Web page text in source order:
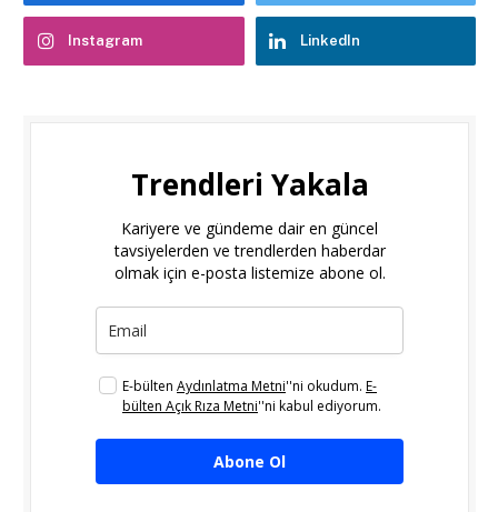
Instagram LinkedIn
Trendleri Yakala
Kariyere ve gündeme dair en güncel
tavsiyelerden ve trendlerden haberdar
olmak için e-posta listemize abone ol.
E-bülten Aydınlatma Metni''ni okudum. E-
bülten Açık Rıza Metni''ni kabul ediyorum.
Abone Ol